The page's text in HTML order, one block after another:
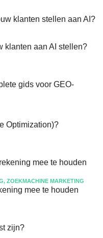
klanten aan AI stellen?
Optimization)?
ZOEKMACHINE MARKETING
mee te houden